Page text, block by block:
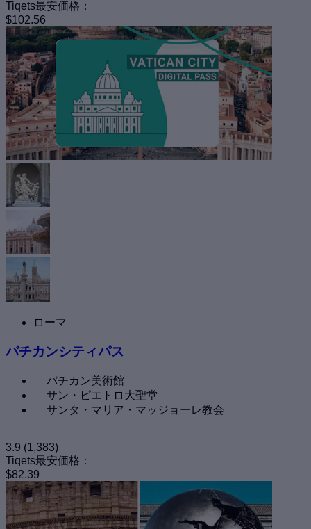
Tiqets最安価格：
$102.56
ローマ
バチカンシティパス
バチカン美術館
サン・ピエトロ大聖堂
サンタ・マリア・マッジョーレ教会
3.9 (1,383)
Tiqets最安価格：
$82.39